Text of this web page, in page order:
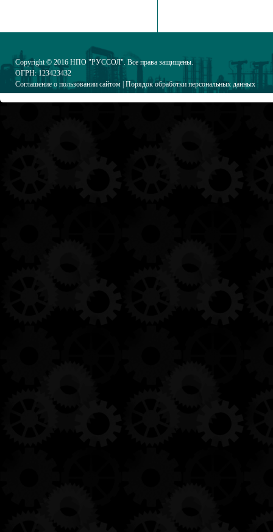
Copyright © 2016 НПО "РУССОЛ". Все права защищены.
ОГРН: 123423432
Соглашение о пользовании сайтом Порядок обработки персональных данных